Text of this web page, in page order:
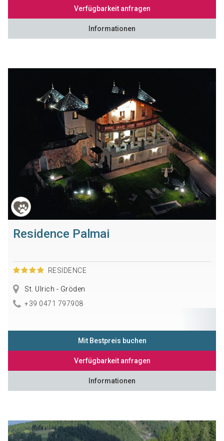
Verfügbarkeit anfragen
Informationen
Residence Palmai
RESIDENCE
St. Ulrich - Gröden
+39 0471 797908
Mit Bestpreis buchen
Verfügbarkeit anfragen
Informationen